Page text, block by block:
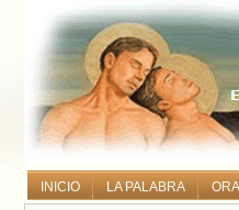
INICIO LA PALABRA